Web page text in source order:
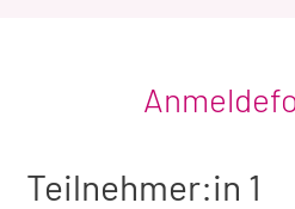
Teilnehmer:in 1